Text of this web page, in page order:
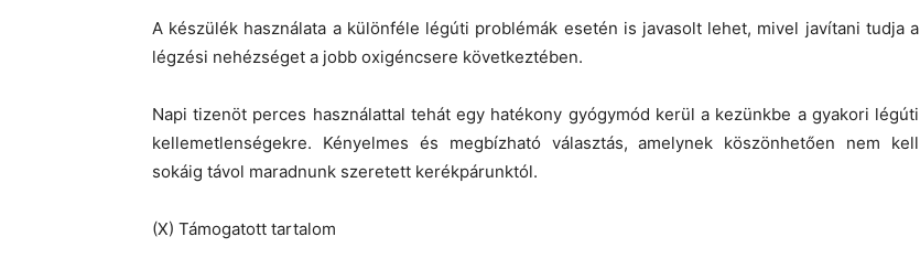
A készülék használata a különféle légúti problémák esetén is javasolt lehet, mivel javítani tudja a
légzési nehézséget a jobb oxigéncsere következtében.
Napi tizenöt perces használattal tehát egy hatékony gyógymód kerül a kezünkbe a gyakori légúti
kellemetlenségekre. Kényelmes és megbízható választás, amelynek köszönhetően nem kell
sokáig távol maradnunk szeretett kerékpárunktól.
(X) Támogatott tartalom